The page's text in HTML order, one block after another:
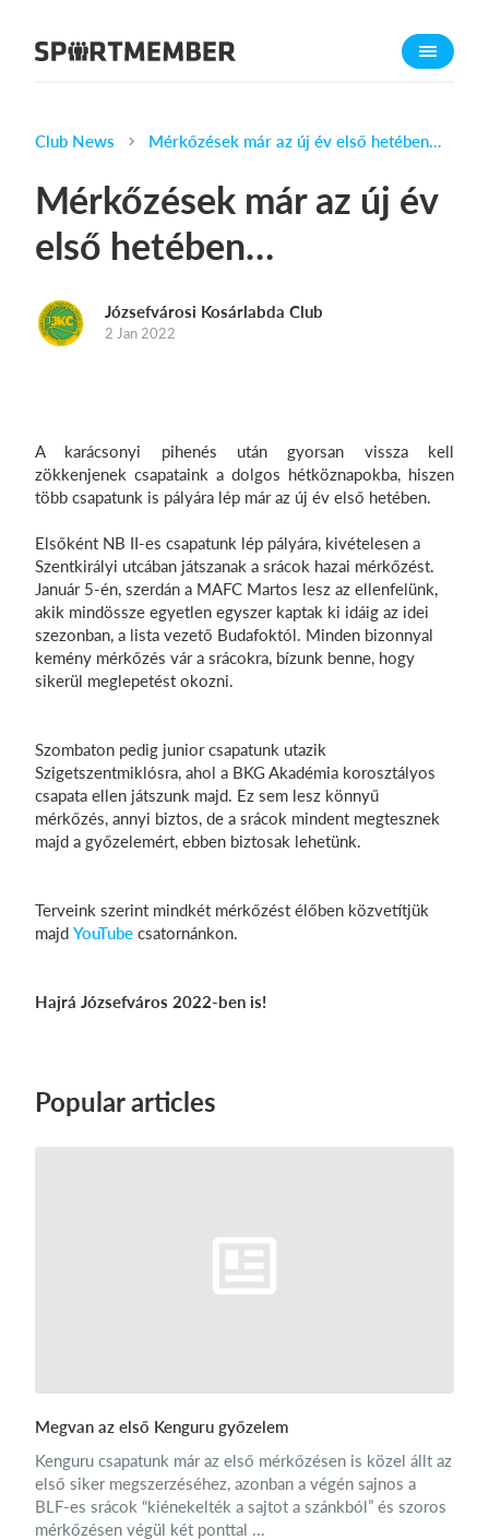
About SportMember
Features
Calendar
Website
English
Club News Mérkőzések már az új év első hetében…
Mérkőzések már az új év
első hetében…
Józsefvárosi Kosárlabda Club
2 Jan 2022
A karácsonyi pihenés után gyorsan vissza kell
zökkenjenek csapataink a dolgos hétköznapokba, hiszen
több csapatunk is pályára lép már az új év első hetében.
Elsőként NB II-es csapatunk lép pályára, kivételesen a
Szentkirályi utcában játszanak a srácok hazai mérkőzést.
Január 5-én, szerdán a MAFC Martos lesz az ellenfelünk,
akik mindössze egyetlen egyszer kaptak ki idáig az idei
szezonban, a lista vezető Budafoktól. Minden bizonnyal
kemény mérkőzés vár a srácokra, bízunk benne, hogy
sikerül meglepetést okozni.
Szombaton pedig junior csapatunk utazik
Szigetszentmiklósra, ahol a BKG Akadémia korosztályos
csapata ellen játszunk majd. Ez sem lesz könnyű
mérkőzés, annyi biztos, de a srácok mindent megtesznek
majd a győzelemért, ebben biztosak lehetünk.
Terveink szerint mindkét mérkőzést élőben közvetítjük
majd YouTube csatornánkon.
Hajrá Józsefváros 2022-ben is!
Popular articles
Megvan az első Kenguru győzelem
Kenguru csapatunk már az első mérkőzésen is közel állt az
első siker megszerzéséhez, azonban a végén sajnos a
BLF-es srácok “kiénekelték a sajtot a szánkból” és szoros
mérkőzésen végül két ponttal ...